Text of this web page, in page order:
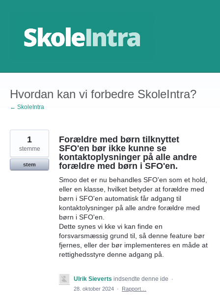
Hvordan kan vi forbedre SkoleIntra?
← SkoleIntra
Forældre med børn tilknyttet
SFO'en bør ikke kunne se
kontaktoplysninger på alle andre
forældre med børn i SFO'en.
Smoo det er nu behandles SFO'en som et hold,
eller en klasse, hvilket betyder at forældre med
børn i SFO'en automatisk får adgang til
kontaktolysninger på alle andre forældre med
børn i SFO'en.
Dette synes vi kke vi kan finde en
forsvarsmæssig grund til, så denne feature bør
fjernes, eller der bør implementeres en måde at
rettighedsstyre denne adgang på.
1
stemme
stem
Ulrik Sieverts indsendte denne ide
·
28. oktober 2024 · Rapport…